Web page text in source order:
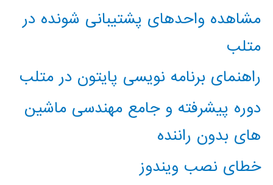
مشاهده واحدهای پشتیبانی شونده در
متلب
راهنمای برنامه نویسی پایتون در متلب
دوره پیشرفته و جامع مهندسی ماشین
های بدون راننده
خطای نصب ویندوز